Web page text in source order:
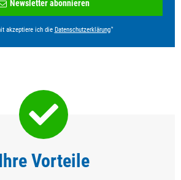
Honig
Newsletter abonnieren
akzeptiere ich die Daten­schutz­erklärung*
Vorteile